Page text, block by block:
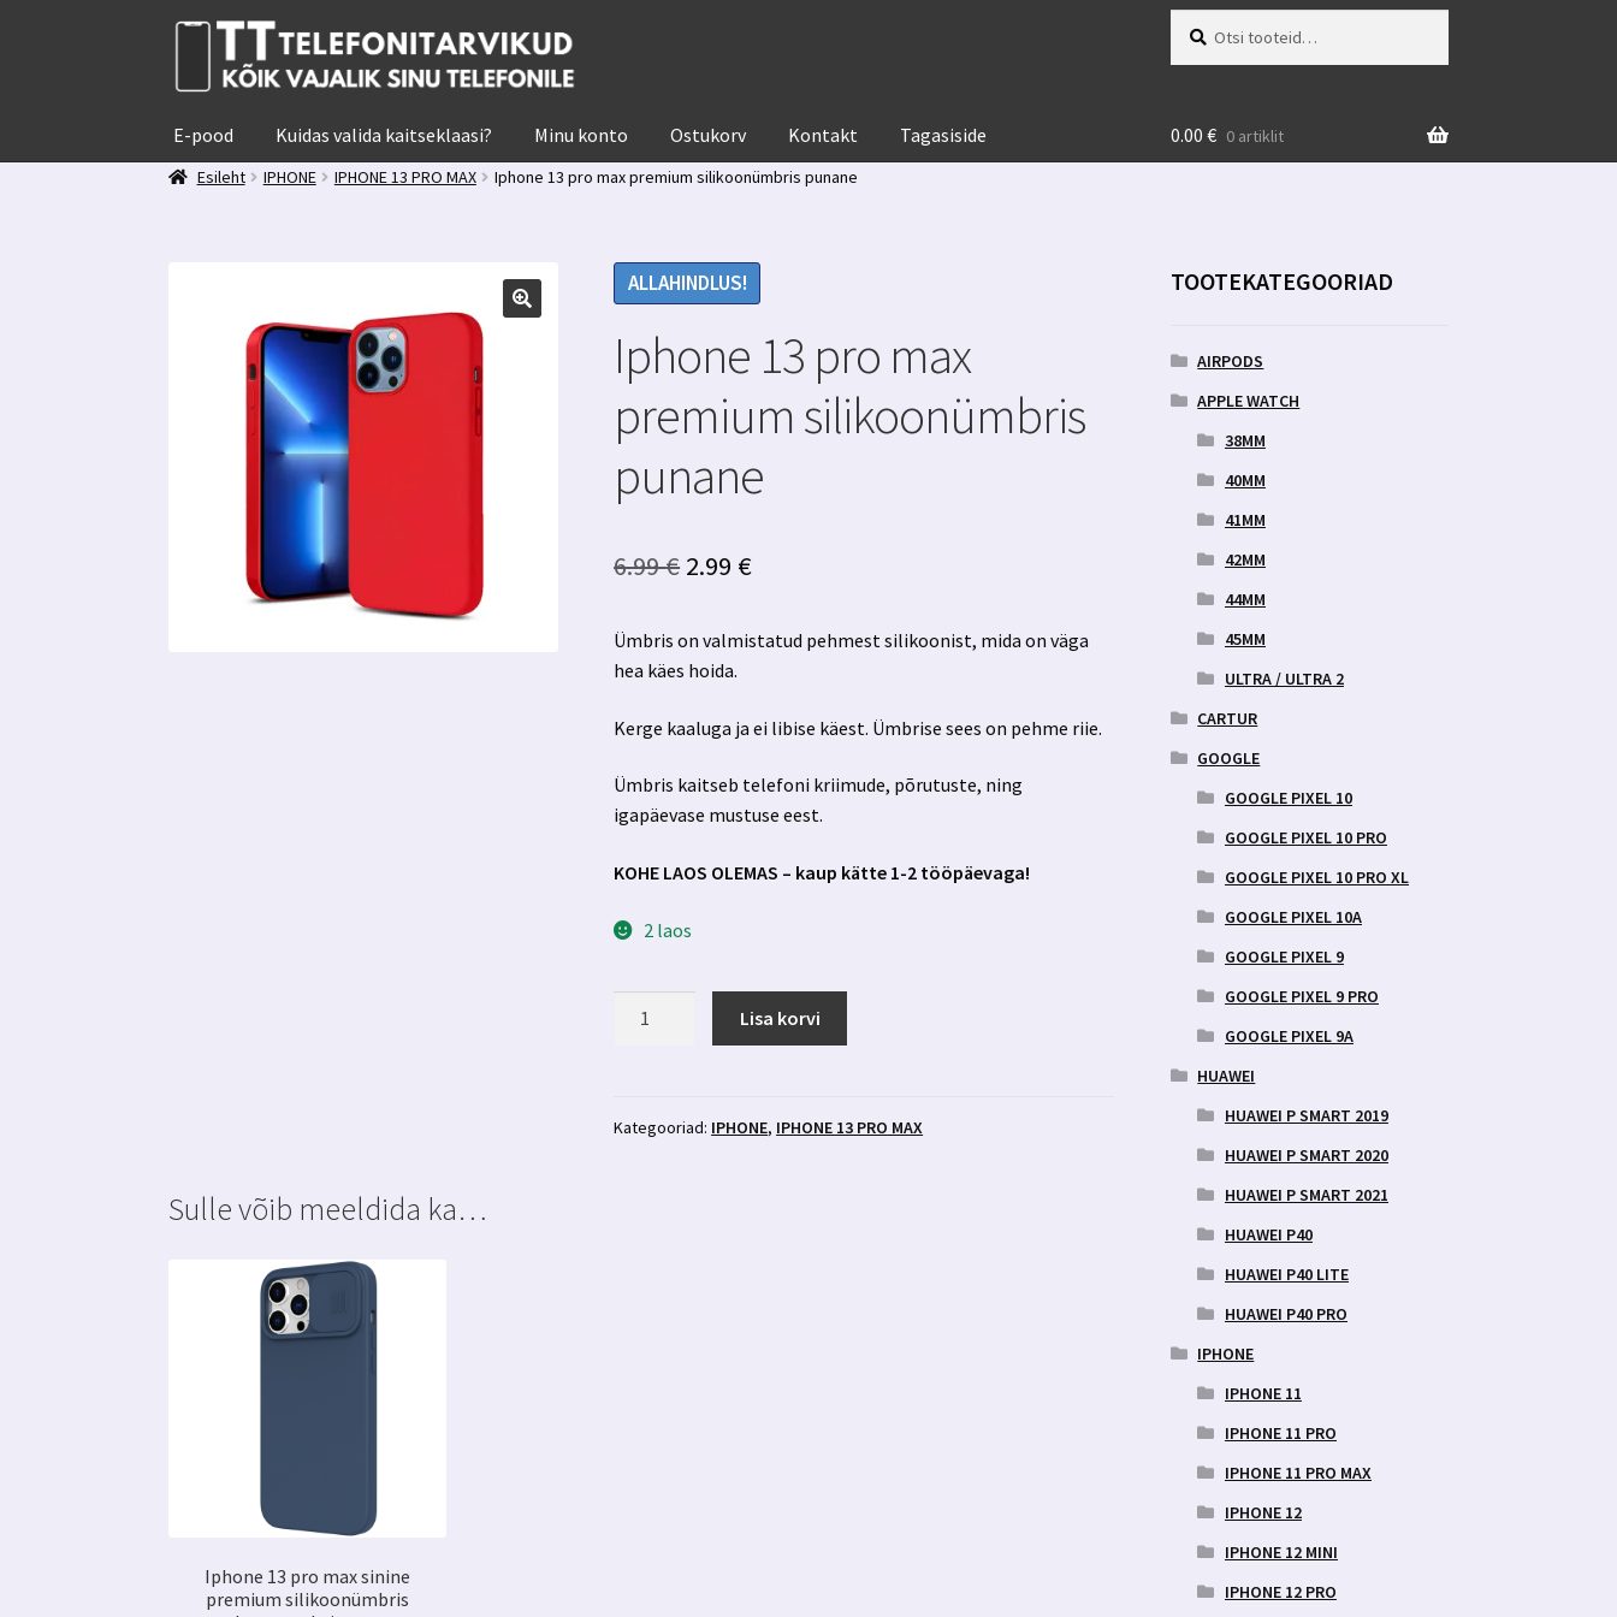
Liigu
navigeerimisele
Liigu
juurde
E-pood Kuidas valida kaitseklaasi? Minu konto Ostukorv Kontakt Tagasiside 0.00 € 0 artiklit
Esileht
IPHONE IPHONE 13 PRO MAX Iphone 13 pro max premium silikoonümbris punane
ALLAHINDLUS!
Iphone 13 pro max
premium silikoonümbris
punane
6.99€ Algne
oli:
2.99 €Praegune
on:
Ümbris on valmistatud pehmest silikoonist, mida on väga
hea käes hoida.
Kerge kaaluga ja ei libise käest. Ümbrise sees on pehme riie.
Ümbris kaitseb telefoni kriimude, põrutuste, ning
igapäevase mustuse eest.
KOHE LAOS OLEMAS – kaup kätte 1-2 tööpäevaga!
2 laos
premium
Lisa korvi
Kategooriad: IPHONE, IPHONE 13 PRO MAX
Sulle võib meeldida ka…
Iphone 13 pro max sinine
premium silikoonümbris
TOOTEKATEGOORIAD
AIRPODS
APPLE WATCH
38MM
40MM
41MM
42MM
44MM
45MM
ULTRA / ULTRA 2
CARTUR
GOOGLE
GOOGLE PIXEL 10
GOOGLE PIXEL 10 PRO
GOOGLE PIXEL 10 PRO XL
GOOGLE PIXEL 10A
GOOGLE PIXEL 9
GOOGLE PIXEL 9 PRO
GOOGLE PIXEL 9A
HUAWEI
HUAWEI P SMART 2019
HUAWEI P SMART 2020
HUAWEI P SMART 2021
HUAWEI P40
HUAWEI P40 LITE
HUAWEI P40 PRO
IPHONE
IPHONE 11
IPHONE 11 PRO
IPHONE 11 PRO MAX
IPHONE 12
IPHONE 12 MINI
IPHONE 12 PRO